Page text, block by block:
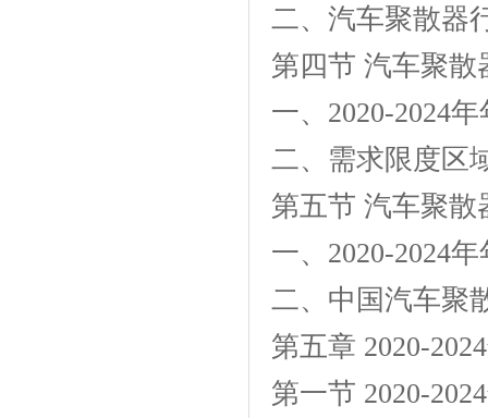
二、汽车聚散器
第四节 汽车聚
一、2020-2024
二、需求限度区
第五节 汽车聚
一、2020-2024
二、中国汽车聚
第五章 2020-
第一节 2020-